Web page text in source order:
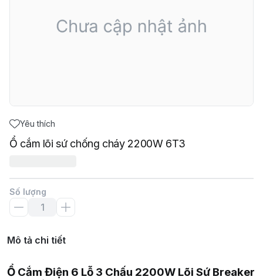
Yêu thích
Ổ cắm lõi sứ chống cháy 2200W 6T3
Số lượng
Mô tả chi tiết
Ổ Cắm Điện 6 Lỗ 3 Chấu 2200W Lõi Sứ Breaker